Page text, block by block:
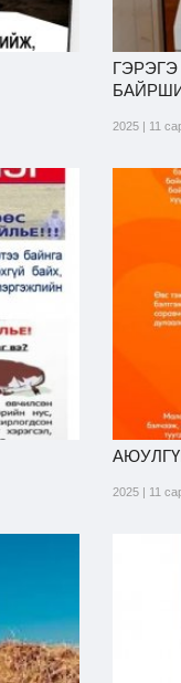
2025 | 11
2025 | 11